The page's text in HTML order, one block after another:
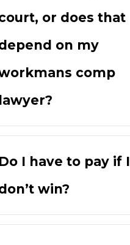
or does that
on my
comp
lawyer?
Do I have to pay if I
win?